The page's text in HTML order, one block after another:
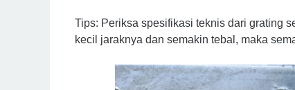
Tips: Periksa spesifikasi teknis dari grating
kecil jaraknya dan semakin tebal, maka